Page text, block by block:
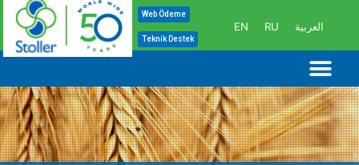
İçeriğe
Web Ödeme
Teknik Destek
EN RU العربية